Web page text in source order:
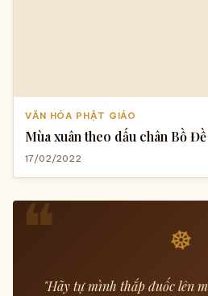
VĂN HÓA PHẬT GIÁO
Mùa xuân theo dấu chân Bồ
17/02/2022
☸
"Hãy tự mình thắp đuốc lên